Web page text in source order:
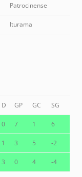
Patrocinense
Iturama
D GP GC SG
0 7 1 6
1 3 5 -2
3 0 4 -4